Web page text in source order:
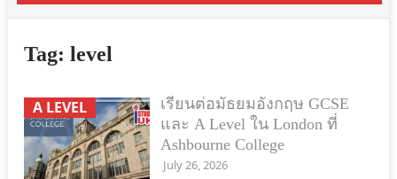
Tag: level
A LEVEL
เรียนต่อมัธยมอังกฤษ GCSE
และ A Level ใน London ที่
Ashbourne College
July 26, 2026